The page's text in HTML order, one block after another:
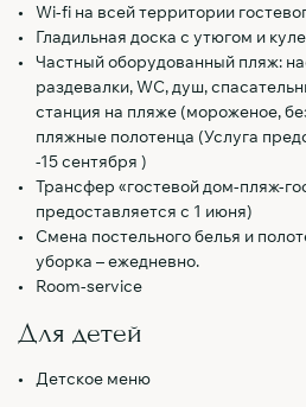
Wi-fi на всей территории
Гладильная доска с утюгом и
Частный оборудованный пляж:
раздевалки, WC, душ,
станция на пляже (мороженое,
пляжные полотенца (Услуга
-15 сентября )
Трансфер «гостевой дом-пляж-
предоставляется с 1 июня)
Смена постельного белья и
уборка – ежедневно.
Room-service
Для детей
Детское меню